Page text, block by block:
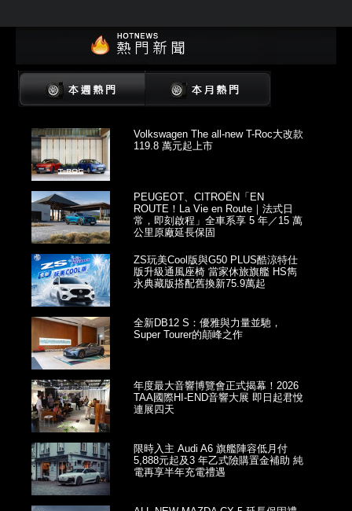
Volkswagen The all-new T-Roc大改款
119.8 萬元起上市
PEUGEOT、CITROËN「EN
ROUTE！La Vie en Route｜法式日
常，即刻啟程」全車系享 5 年／15 萬
公里原廠延長保固
ZS玩美Cool版與G50 PLUS酷涼特仕
版升級通風座椅 當家休旅旗艦 HS雋
永典藏版搭配舊換新75.9萬起
全新DB12 S：優雅與力量並馳，
Super Tourer的顛峰之作
年度最大音響博覽會正式揭幕！2026
TAA國際HI-END音響大展 即日起君悅
連展四天
限時入主 Audi A6 旗艦陣容低月付
5,888元起及3 年乙式險購置金補助 純
電再享半年充電禮遇